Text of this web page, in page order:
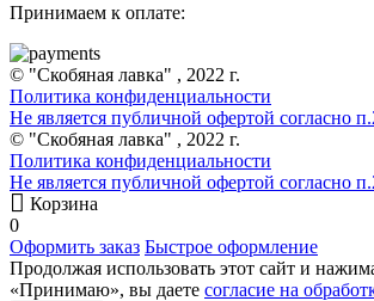
Принимаем к оплате:
© "Скобяная лавка" , 2022 г.
Политика конфиденциальности
Не является публичной офертой согласно
© "Скобяная лавка" , 2022 г.
Политика конфиденциальности
Не является публичной офертой согласно
Корзина
0
Оформить заказ Быстрое оформление
Продолжая использовать этот сайт и
«Принимаю», вы даете согласие на